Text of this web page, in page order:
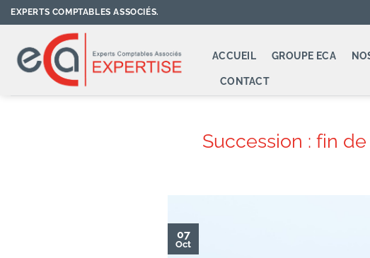
Passer
au
contenu
EXPERTS COMPTABLES ASSOCIÉS.
ACCUEIL GROUPE ECA
CONTACT
Succession : fin
07
Oct